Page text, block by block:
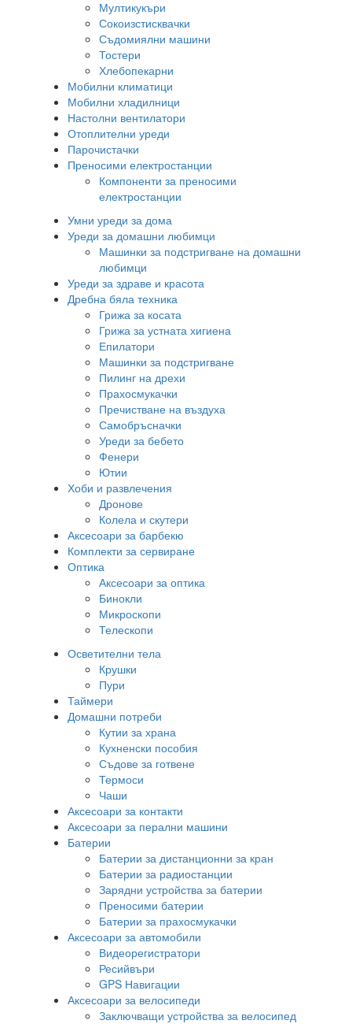
Мултикукъри
Сокоизстисквачки
Съдомиялни машини
Тостери
Хлебопекарни
Мобилни климатици
Мобилни хладилници
Настолни вентилатори
Отоплителни уреди
Парочистачки
Преносими електростанции
Компоненти за преносими
електростанции
Умни уреди за дома
Уреди за домашни любимци
Машинки за подстригване на домашни
любимци
Уреди за здраве и красота
Дребна бяла техника
Грижа за косата
Грижа за устната хигиена
Епилатори
Машинки за подстригване
Пилинг на дрехи
Прахосмукачки
Пречистване на въздуха
Самобръсначки
Уреди за бебето
Фенери
Ютии
Хоби и развлечения
Дронове
Колела и скутери
Аксесоари за барбекю
Комплекти за сервиране
Оптика
Аксесоари за оптика
Бинокли
Микроскопи
Телескопи
Осветителни тела
Крушки
Пури
Таймери
Домашни потреби
Кутии за храна
Кухненски пособия
Съдове за готвене
Термоси
Чаши
Аксесоари за контакти
Аксесоари за перални машини
Батерии
Батерии за дистанционни за кран
Батерии за радиостанции
Зарядни устройства за батерии
Преносими батерии
Батерии за прахосмукачки
Аксесоари за автомобили
Видеорегистратори
Ресийвъри
GPS Навигации
Аксесоари за велосипеди
Заключващи устройства за велосипед